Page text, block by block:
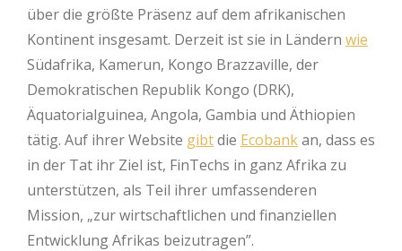
über die größte Präsenz auf dem afrikanischen
Kontinent insgesamt. Derzeit ist sie in Ländern wie
Südafrika, Kamerun, Kongo Brazzaville, der
Demokratischen Republik Kongo (DRK),
Äquatorialguinea, Angola, Gambia und Äthiopien
tätig. Auf ihrer Website gibtdie Ecobankan, dass es
in der Tat ihr Ziel ist, FinTechs in ganz Afrika zu
unterstützen, als Teil ihrer umfassenderen
Mission, „zur wirtschaftlichen und finanziellen
Entwicklung Afrikas beizutragen”.